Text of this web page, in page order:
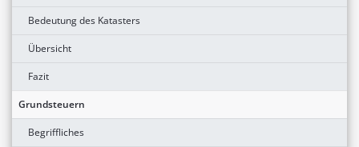
Bedeutung des Katasters
Übersicht
Fazit
Grundsteuern
Begriffliches